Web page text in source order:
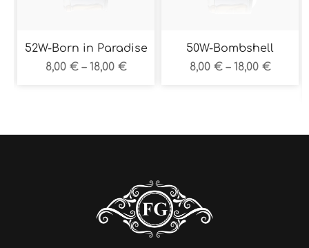
52W-Born in Paradise
8,00 € – 18,00 €
50W-Bombshell
8,00 € – 18,00 €